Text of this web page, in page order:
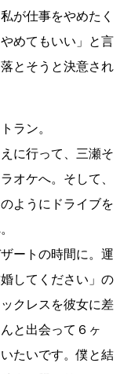
私が仕事をやめたく
めてもいい」
と言
とそうと決意され
ラン。
に行って、三瀬そ
オケへ。そして、
ようにドライブを
ートの時間に。 運
婚してください」 の
クレスを彼女に差
と出会って６ヶ
たいです。僕と結